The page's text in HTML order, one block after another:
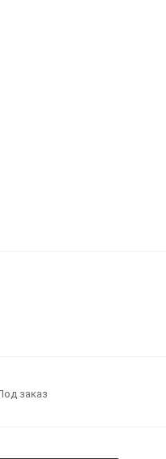
заказ